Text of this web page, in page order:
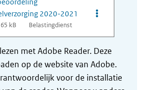
2020-2021
kB Belastingdienst
Opties van
met Adobe Reader. Deze
op de website van Adobe.
voor de installatie